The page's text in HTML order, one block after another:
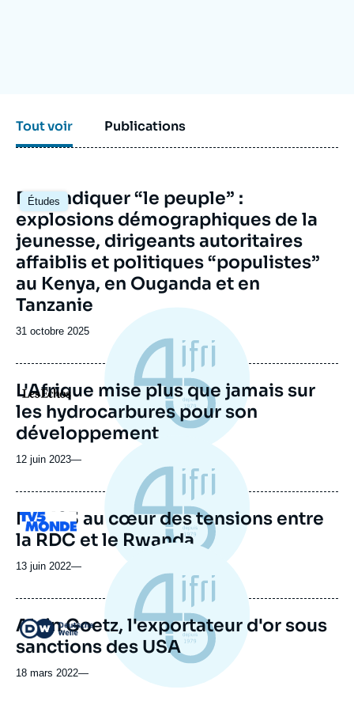
Tout voir Publications
Études
Image
principale
Revendiquer “le peuple” :
explosions démographiques de la
jeunesse, dirigeants autoritaires
affaiblis et politiques “populistes”
au Kenya, en Ouganda et en
Tanzanie
Date
publication
31 octobre 2025
Logo
L'Afrique mise plus que jamais sur
les hydrocarbures pour son
développement
12 juin 2023—
Logo
Le M23 au cœur des tensions entre
la RDC et le Rwanda
13 juin 2022—
Logo
Alain Goetz, l'exportateur d'or sous
sanctions des USA
18 mars 2022—